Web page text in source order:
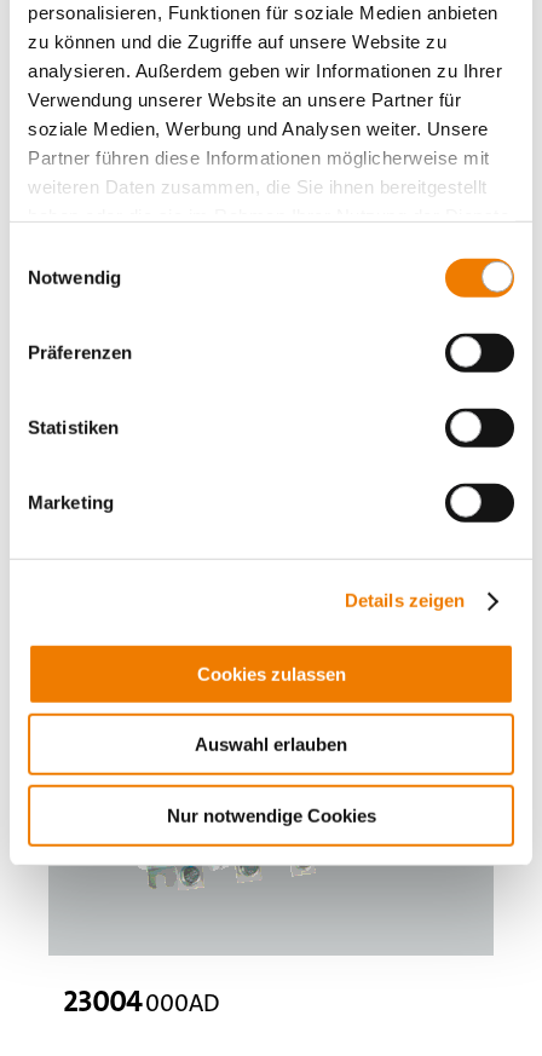
personalisieren, Funktionen für soziale Medien anbieten
zu können und die Zugriffe auf unsere Website zu
analysieren. Außerdem geben wir Informationen zu Ihrer
Verwendung unserer Website an unsere Partner für
soziale Medien, Werbung und Analysen weiter. Unsere
Partner führen diese Informationen möglicherweise mit
weiteren Daten zusammen, die Sie ihnen bereitgestellt
Notwendig
Präferenzen
Statistiken
Marketing
Details zeigen
Cookies zulassen
Auswahl erlauben
Nur notwendige Cookies
33356
interrupteur-sectionneur à 3 pôles
for mounting plate
23004000AD